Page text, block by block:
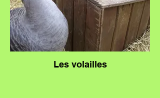
Les volailles